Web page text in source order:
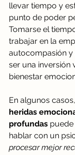
llevar tiempo y
punto de poder
Tomarse el
trabajar en la
autocompasión
ser una inversión
bienestar
En algunos
heridas
profundas
hablar con un
procesar mejor